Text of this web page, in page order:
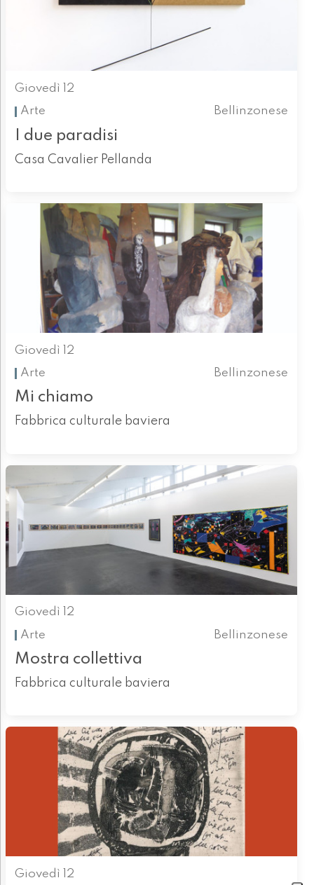
Giovedì 12
Arte
Bellinzonese
I due paradisi
Casa Cavalier Pellanda
Giovedì 12
Arte
Bellinzonese
Mi chiamo
Fabbrica culturale baviera
Giovedì 12
Arte
Bellinzonese
Mostra collettiva
Fabbrica culturale baviera
Giovedì 12